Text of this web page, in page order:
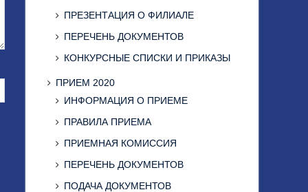
ПРЕЗЕНТАЦИЯ О ФИЛИАЛЕ
ПЕРЕЧЕНЬ ДОКУМЕНТОВ
КОНКУРСНЫЕ СПИСКИ И ПРИКАЗЫ
ПРИЕМ 2020
ИНФОРМАЦИЯ О ПРИЕМЕ
ПРАВИЛА ПРИЕМА
ПРИЕМНАЯ КОМИССИЯ
ПЕРЕЧЕНЬ ДОКУМЕНТОВ
ПОДАЧА ДОКУМЕНТОВ